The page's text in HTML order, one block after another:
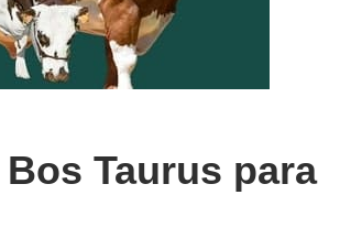
Taurus para